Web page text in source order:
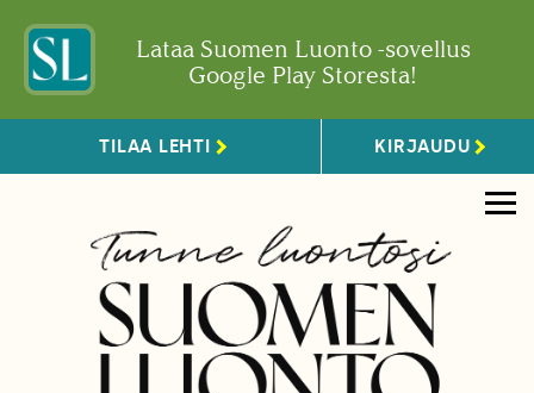
Lataa Suomen Luonto -sovellus
Google Play Storesta!
TILAA LEHTI KIRJAUDU